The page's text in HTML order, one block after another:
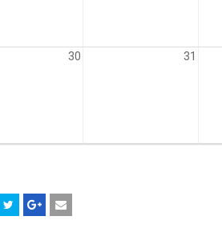
30 31